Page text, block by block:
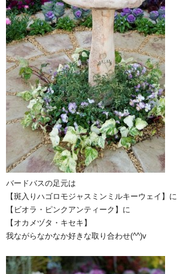
バードバスの足元は
【斑入りハゴロモジャスミンミルキーウェイ】に
【ビオラ・ピンクアンティーク】に
【オカメヅタ・キセキ】
我ながらなかなか好きな取り合わせ(^^)v